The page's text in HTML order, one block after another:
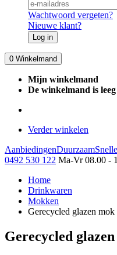
Wachtwoord vergeten?
Nieuwe klant?
Log in
0 Winkelmand
Mijn winkelmand
De winkelmand is leeg
Verder winkelen
AanbiedingenDuurzaam
0492 530 122 Ma-Vr 08.00 -
Home
Drinkwaren
Mokken
Gerecycled glazen mok
Gerecycled